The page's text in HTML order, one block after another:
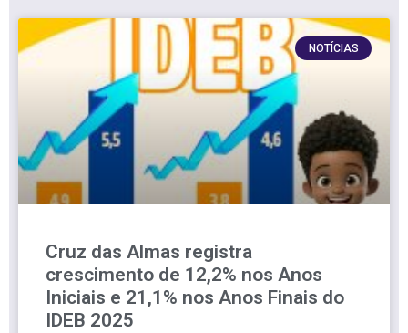
NOTÍCIAS
Cruz das Almas registra
crescimento de 12,2% nos Anos
Iniciais e 21,1% nos Anos Finais do
IDEB 2025